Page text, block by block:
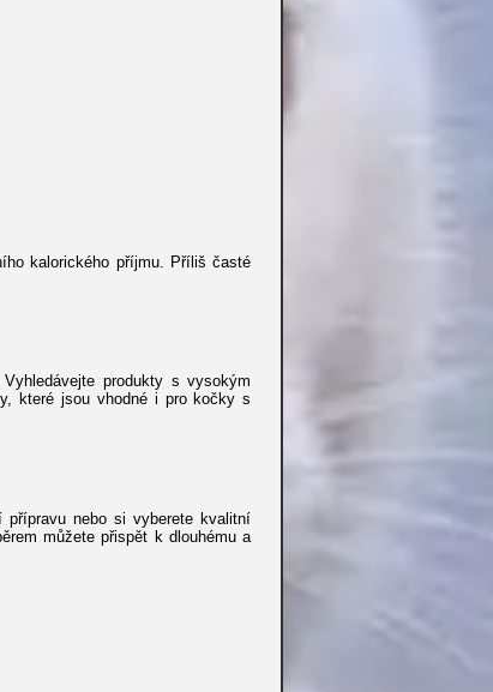
kalorického příjmu. Příliš časté
produkty s vysokým
které jsou vhodné i pro kočky s
nebo si vyberete kvalitní
můžete přispět k dlouhému a